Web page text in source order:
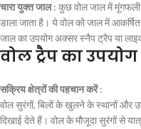
चारा युक्त जाल: कुछ वोल जाल में मूंगफली
डाला जाता है। ये वोल को जाल में
जाल का उपयोग अक्सर स्नैप ट्रैप या
वोल ट्रैप का
सक्रिय क्षेत्रों की पहचान करें:
वोल सुरंगों, बिलों के खुलने के स्थानों और
दिखाई देते हैं। वोल के मौजूदा सुरंगों से